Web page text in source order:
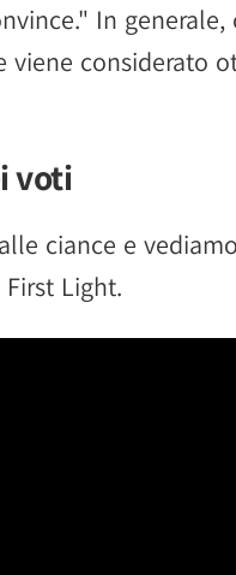
In
considerato
voti
ciance e vediamo
Light.